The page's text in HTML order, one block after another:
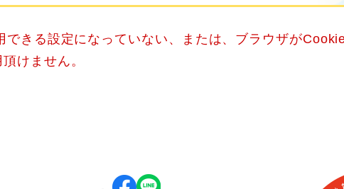
きる設定になっていない、または、ブラウザが
けません。